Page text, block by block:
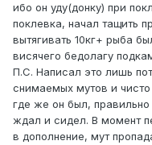
ибо он уду(донку) при
поклевка, начал тащить
вытягивать 10кг+ рыба
висячего бедолагу
П.С. Написал это лишь
снимаемых мутов и
где же он был,
ждал и сидел. В момент
в дополнение, мут